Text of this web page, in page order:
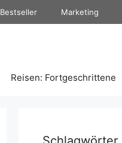
Bestseller Marketing
Reisen: Fortgeschrittene